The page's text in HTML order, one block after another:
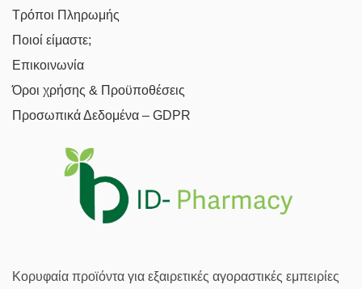
Τρόποι Πληρωμής
Ποιοί είμαστε;
Επικοινωνία
Όροι χρήσης & Προϋποθέσεις
Προσωπικά Δεδομένα – GDPR
Κορυφαία προϊόντα για εξαιρετικές αγοραστικές εμπειρίες